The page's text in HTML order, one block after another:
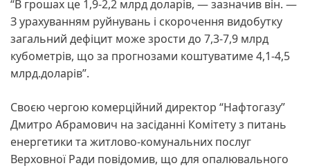
“В грошах це 1,9-2,2 млрд доларів, — зазначив він. —
З урахуванням руйнувань і скорочення видобутку
загальний дефіцит може зрости до 7,3-7,9 млрд
кубометрів, що за прогнозами коштуватиме 4,1-4,5
млрд.доларів”.
Своєю чергою комерційний директор “Нафтогазу”
Дмитро Абрамович на засіданні Комітету з питань
енергетики та житлово-комунальних послуг
Верховної Ради повідомив, що для опалювального